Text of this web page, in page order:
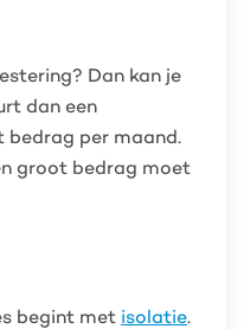
Dan kan je
dan een
per maand.
groot bedrag moet
begint met isolatie.